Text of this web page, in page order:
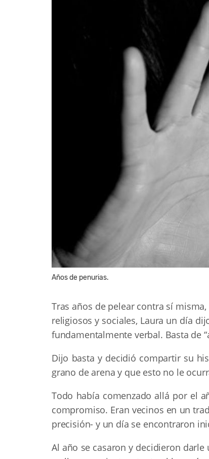
Años de penurias.
Tras años de pelear contra sí
religiosos y sociales, Laura un día
fundamentalmente verbal. Basta de
Dijo basta y decidió compartir su
grano de arena y que esto no le
Todo había comenzado allá por el
compromiso. Eran vecinos en un
precisión- y un día se encontraron
Al año se casaron y decidieron